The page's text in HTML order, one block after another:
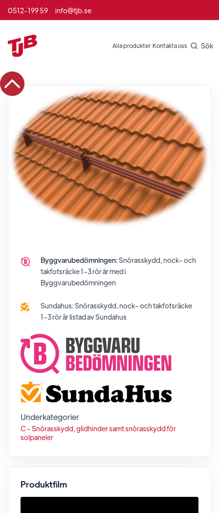
0512-199 59 info@tjb.se
Alla produkter Kontakta oss Sök
Byggvarubedömningen:Snörasskydd, nock- och
takfotsräcke 1-3 rörär med i
Byggvarubedömningen
Sundahus:Snörasskydd, nock- och takfotsräcke
1-3 rörär listad av Sundahus
Underkategorier
C - Snörasskydd, glidhinder samt snörasskydd för
solpaneler
Produktfilm